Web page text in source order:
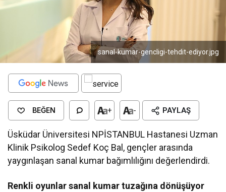
sanal-kumar-gencligi-tehdit-ediyor.jpg
BEĞEN + - PAYLAŞ
Üsküdar Üniversitesi NPİSTANBUL Hastanesi Uzman
Klinik Psikolog Sedef Koç Bal, gençler arasında
yaygınlaşan sanal kumar bağımlılığını değerlendirdi.
Renkli oyunlar sanal kumar tuzağına dönüşüyor